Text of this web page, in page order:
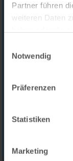
Partner führen
weiteren Daten
Notwendig
Präferenzen
Statistiken
Marketing